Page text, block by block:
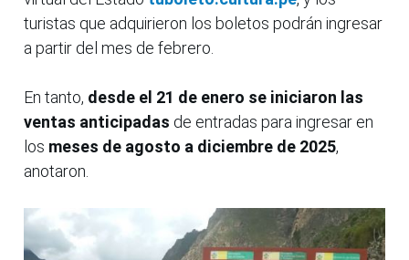
turistas que adquirieron los boletos podrán ingresar
a partir del mes de febrero.
En tanto, desde el 21 de enero se iniciaron las
ventas anticipadas de entradas para ingresar en
los meses de agosto a diciembre de 2025,
anotaron.